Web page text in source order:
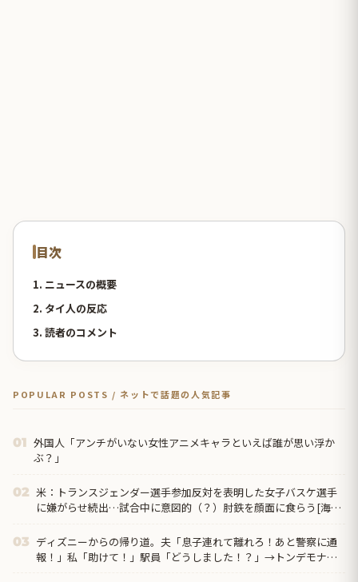
目次
1. ニュースの概要
2. タイ人の反応
3. 読者のコメント
POPULAR POSTS / ネットで話題の人気記事
01 外国人「アンチがいない女性アニメキャラといえば誰が思い浮か
ぶ？」
02 米：トランスジェンダー選手参加反対を表明した女子バスケ選手
に嫌がらせ続出…試合中に意図的（？）肘鉄を顔面に食らう[海外
03 ディズニーからの帰り道。夫「息子連れて離れろ！あと警察に通
報！」私「助けて！」駅員「どうしました！？」→トンデモナイ